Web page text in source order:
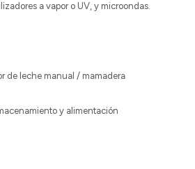
a vapor o UV, y microondas.
de leche manual / mamadera
y alimentación